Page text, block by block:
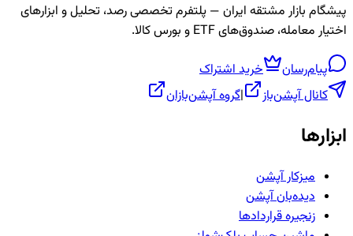
پیشگام بازار مشتقه ایران — پلتفرم تخصصی رصد، تحلیل و ابزارهای
اختیار معامله، صندوق‌های ETF و بورس کالا.
پیام‌رسان
خرید اشتراک
کانال آپشن‌باز
|گروه آپشن‌بازان
ابزارها
میزکار آپشن
دیده‌بان آپشن
زنجیره قراردادها